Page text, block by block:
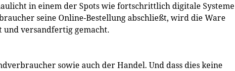
in einem der Spots wie fortschrittlich digitale Systeme
seine Online-Bestellung abschließt, wird die Ware
versandfertig gemacht.
sowie auch der Handel. Und dass dies keine